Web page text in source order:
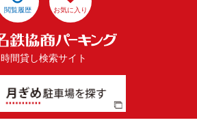
閲覧履歴 お気に入り
時間貸し検索サイト